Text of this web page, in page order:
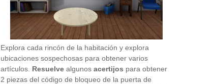
Explora cada rincón de la habitación y explora
ubicaciones sospechosas para obtener varios
artículos. Resuelve algunos acertijos para obtener
2 piezas del código de bloqueo de la puerta de